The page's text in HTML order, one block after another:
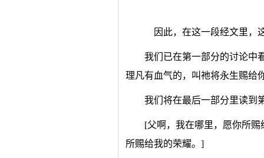
因此，在这一段经文里，
我们已在第一部分的讨论中
理凡有血气的，叫祂将永生赐给
我们将在最后一部分里读到
[父啊，我在哪里，愿你所
所赐给我的荣耀。]